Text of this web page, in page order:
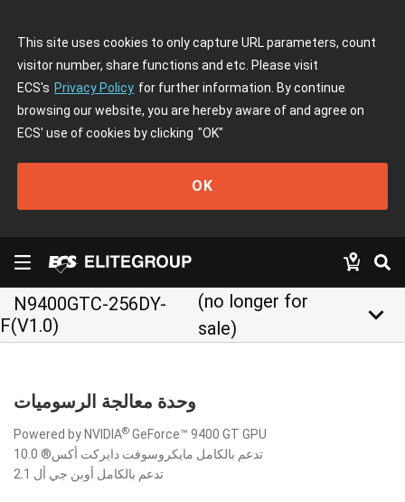
This site uses cookies to only capture URL parameters, count
visitor number, share functions and etc. Please visit
ECS's Privacy Policy for further information. By continue
browsing our website, you are hereby aware of and agree on
ECS' use of cookies by clicking "OK"
OK
N9400GTC-256DY-
F(V1.0)
(no longer for
sale)
keyboard_arrow_down
وحدة معالجة الرسوميات
Powered by NVIDIA® GeForce™ 9400 GT GPU
تدعم بالكامل مايكروسوفت دايركت أكس® 10.0
تدعم بالكامل أوبن جي أل 2.1